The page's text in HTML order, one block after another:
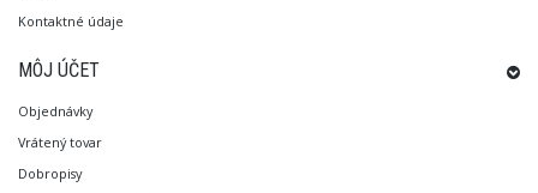
Kontaktné údaje
MÔJ ÚČET
Objednávky
Vrátený tovar
Dobropisy